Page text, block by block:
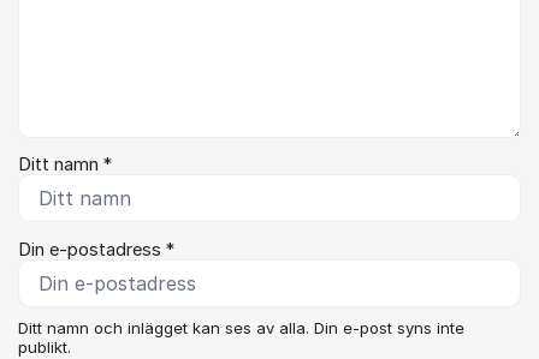
Ditt namn *
Din e-postadress *
Ditt namn och inlägget kan ses av alla. Din e-post syns inte
publikt.